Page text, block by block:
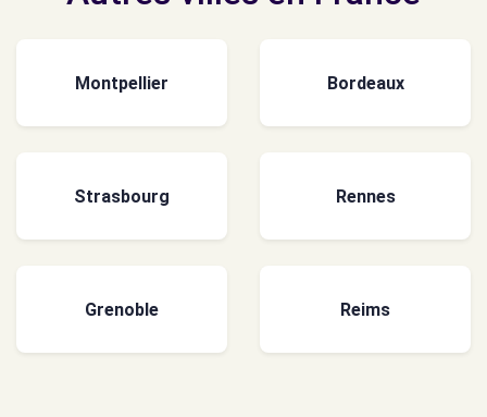
Montpellier Bordeaux
Strasbourg Rennes
Grenoble Reims